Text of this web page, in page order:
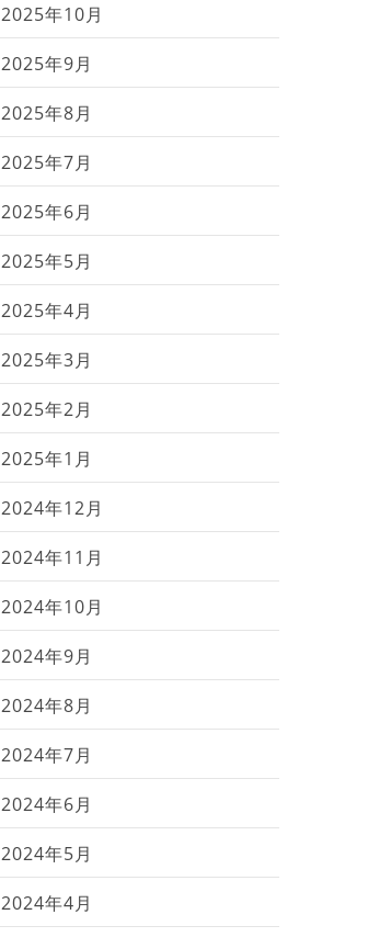
2025年10月
2025年9月
2025年8月
2025年7月
2025年6月
2025年5月
2025年4月
2025年3月
2025年2月
2025年1月
2024年12月
2024年11月
2024年10月
2024年9月
2024年8月
2024年7月
2024年6月
2024年5月
2024年4月